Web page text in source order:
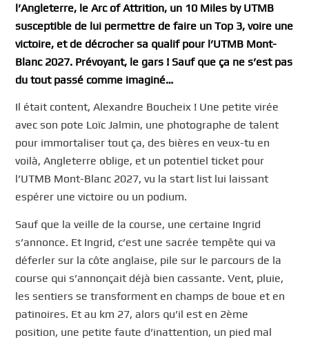
l’Angleterre, le Arc of Attrition, un 10 Miles by UTMB
susceptible de lui permettre de faire un Top 3, voire une
victoire, et de décrocher sa qualif pour l’UTMB Mont-
Blanc 2027. Prévoyant, le gars ! Sauf que ça ne s’est pas
du tout passé comme imaginé…
Il était content, Alexandre Boucheix ! Une petite virée
avec son pote Loïc Jalmin, une photographe de talent
pour immortaliser tout ça, des bières en veux-tu en
voilà, Angleterre oblige, et un potentiel ticket pour
l’UTMB Mont-Blanc 2027, vu la start list lui laissant
espérer une victoire ou un podium.
Sauf que la veille de la course, une certaine Ingrid
s’annonce. Et Ingrid, c’est une sacrée tempête qui va
déferler sur la côte anglaise, pile sur le parcours de la
course qui s’annonçait déjà bien cassante. Vent, pluie,
les sentiers se transforment en champs de boue et en
patinoires. Et au km 27, alors qu’il est en 2ème
position, une petite faute d’inattention, un pied mal